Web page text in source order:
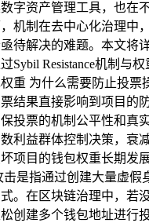
字资产管理工具，也在
机制在去中心化治理中
待解决的难题。本文将
Sybil Resistance机制与
重 为什么需要防止投票
结果直接影响到项目的
投票的机制公平性和真
利益群体控制决策，衰
项目的钱包权重长期发
击是指通过创建大量虚假
。在区块链治理中，若
创建多个钱包地址进行